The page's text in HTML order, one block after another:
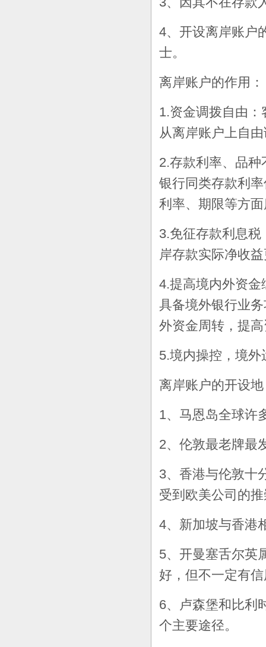
4、开设离岸账户
士。
离岸账户的作用：
1.资金调拨自由
从离岸账户上自
2.存款利率、品
银行同类存款利
利率、期限等方
3.免征存款利息
岸存款实际净收
4.提高境内外资
具备境外银行业
外资金周转，提
5.境内操控，境
离岸账户的开设
1、马恩岛全球许
2、伦敦最老牌最
3、香港与伦敦十
受到欧美公司的
4、新加坡与香港
5、开曼塞舌尔英
好，但不一定有
6、卢森堡和比利
个主要途径。